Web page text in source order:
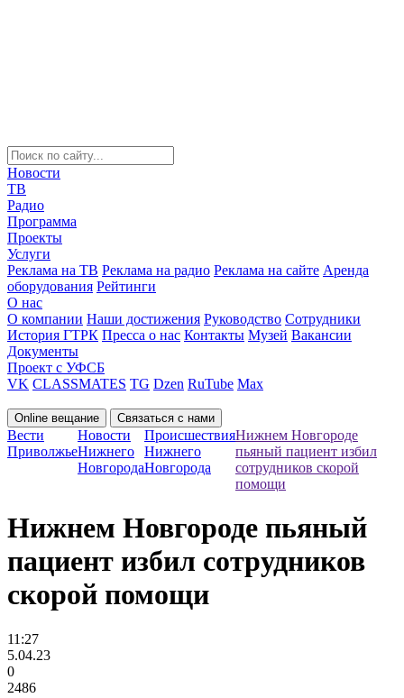
Новости
ТВ
Радио
Программа
Проекты
Услуги
Реклама на ТВ Реклама на радио Реклама на сайте Аренда
оборудования Рейтинги
О нас
О компании Наши достижения Руководство Сотрудники
История ГТРК Пресса о нас Контакты Музей Вакансии
Документы
Проект с УФСБ
VK CLASSMATES TG Dzen RuTube Max
Online вещание Связаться с нами
Вести
Приволжье
Новости
Нижнего
Новгорода
Происшествия
Нижнего
Новгорода
Нижнем Новгороде
пьяный пациент избил
сотрудников скорой
помощи
Нижнем Новгороде пьяный
пациент избил сотрудников
скорой помощи
11:27
5.04.23
0
2486